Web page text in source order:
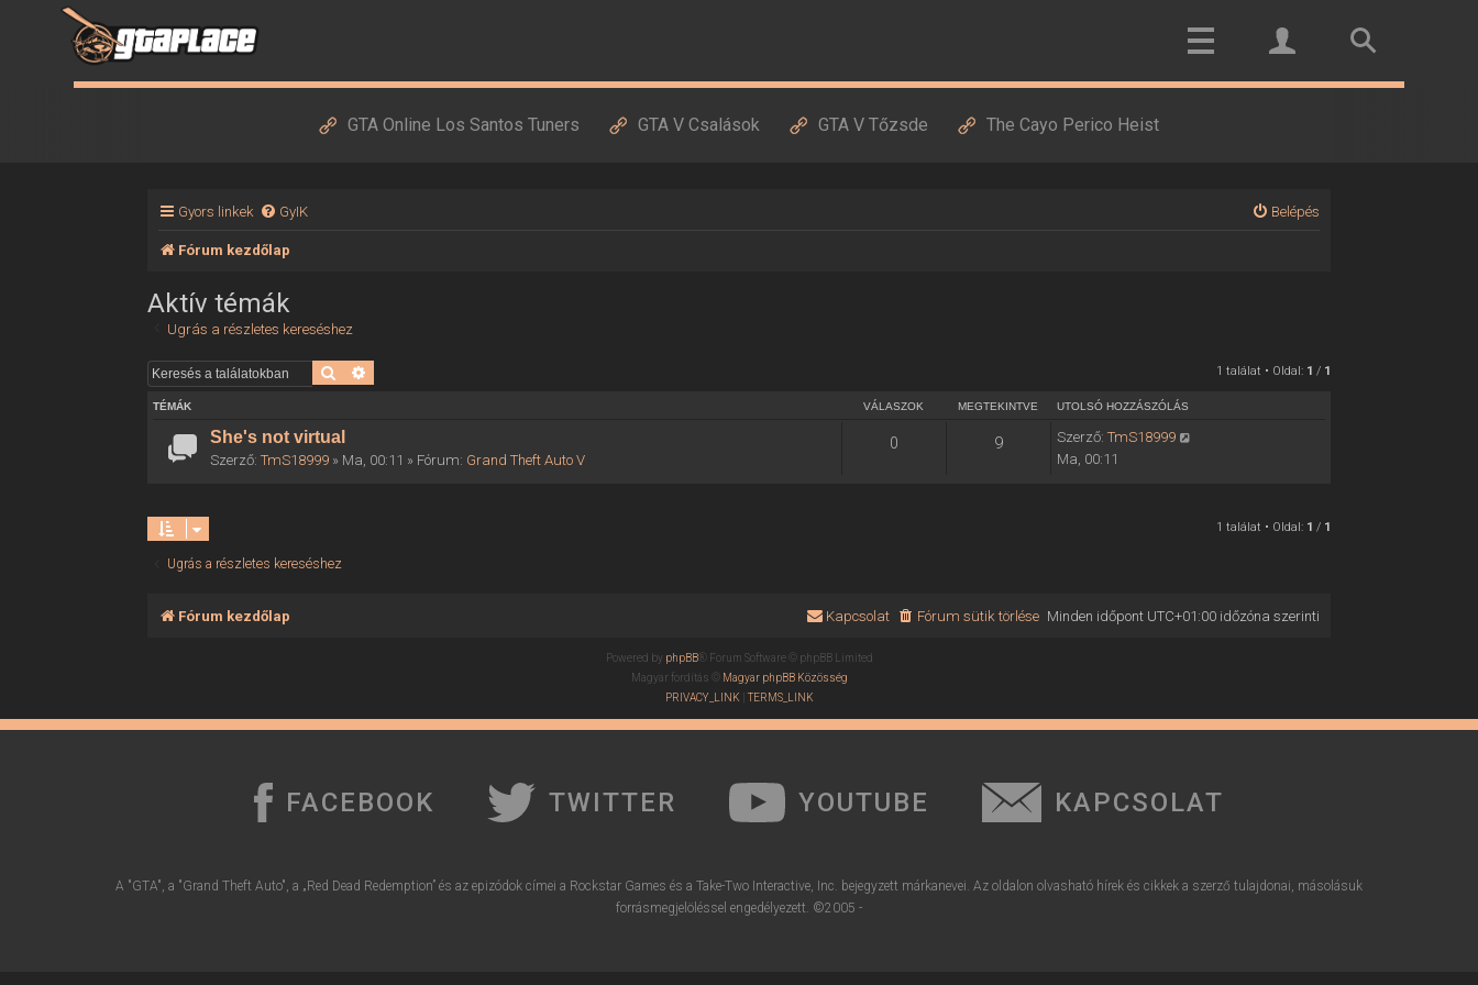
GTA Online Los Santos Tuners GTA V Csalások GTA V Tőzsde The Cayo Perico Heist
Gyors linkek GyIK Belépés
Fórum kezdőlap
Aktív témák
Ugrás a részletes kereséshez
Keresés 1 találat • Oldal: 1 / 1
TÉMÁK VÁLASZOK MEGTEKINTVE UTOLSÓ HOZZÁSZÓLÁS
She's not virtual
Szerző:TmS18999 » Ma, 00:11 » Fórum: Grand Theft Auto V
0 9 Szerző: TmS18999
Ma, 00:11
1 találat • Oldal: 1 / 1
Ugrás a részletes kereséshez
Fórum kezdőlap Minden időpont UTC+01:00időzóna szerinti
Fórum sütik törlése
Kapcsolat
Powered by phpBB® Forum Software © phpBB Limited
Magyar fordítás © Magyar phpBB Közösség
PRIVACY_LINK |TERMS_LINK
FACEBOOK TWITTER YOUTUBE KAPCSOLAT
A "GTA", a "Grand Theft Auto", a „Red Dead Redemption” és az epizódok címei a Rockstar Games és a Take-Two Interactive, Inc. bejegyzett márkanevei. Az oldalon olvasható hírek és cikkek a szerző tulajdonai, másolásuk
forrásmegjelöléssel engedélyezett. ©2005 -